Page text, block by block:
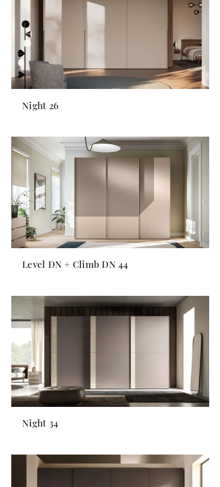
Night 26
Level DN + Climb DN 44
Night 34